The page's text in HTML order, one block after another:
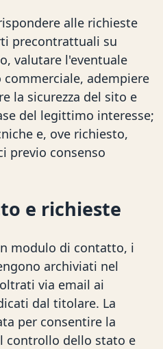
alle richieste
precontrattuali su
valutare l'eventuale
adempiere
la sicurezza del sito e
del legittimo interesse;
e, ove richiesto,
previo consenso
e richieste
modulo di contatto, i
archiviati nel
via email ai
dal titolare. La
per consentire la
controllo dello stato e